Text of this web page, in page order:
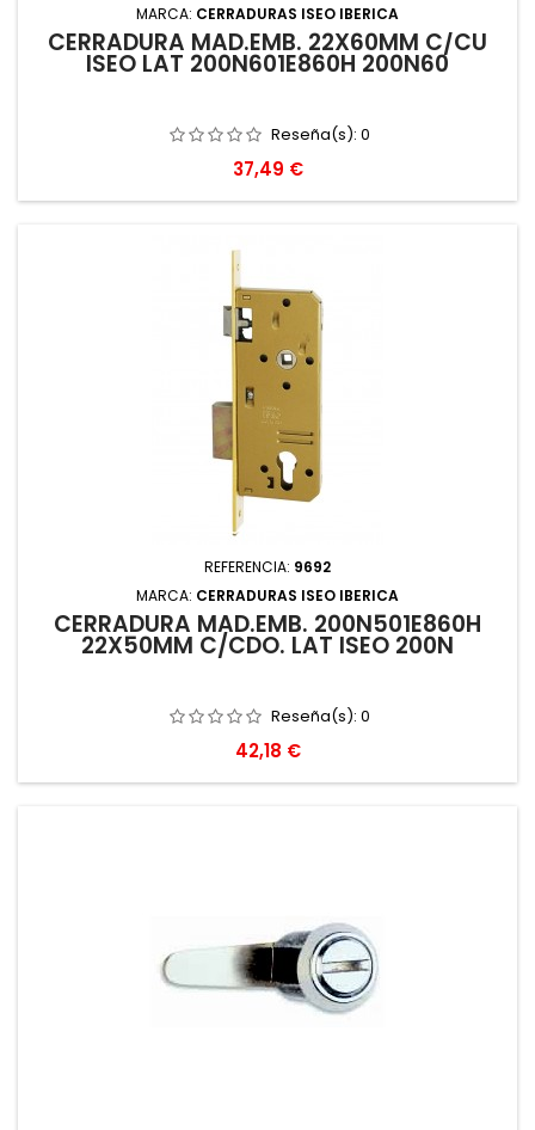
MARCA: CERRADURAS ISEO IBERICA
CERRADURA MAD.EMB. 22X60MM C/CU
ISEO LAT 200N601E860H 200N60
Reseña(s): 0
Precio
37,49 €
REFERENCIA: 9692
MARCA: CERRADURAS ISEO IBERICA
CERRADURA MAD.EMB. 200N501E860H
22X50MM C/CDO. LAT ISEO 200N
Reseña(s): 0
Precio
42,18 €